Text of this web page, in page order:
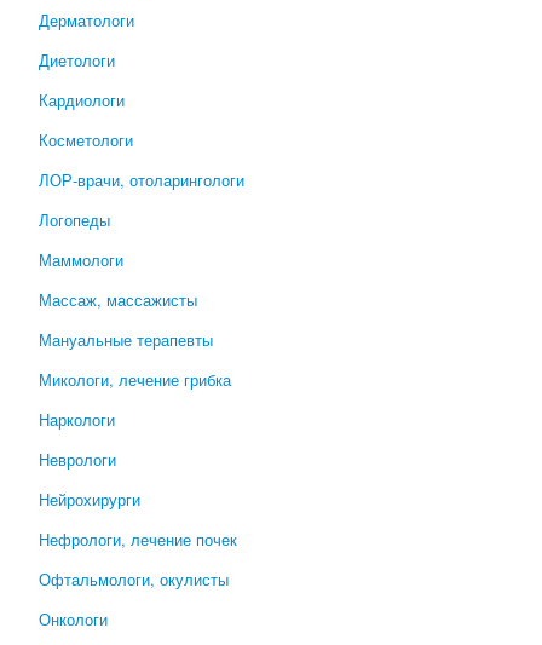
Дерматологи
Диетологи
Кардиологи
Косметологи
ЛОР-врачи, отоларингологи
Логопеды
Маммологи
Массаж, массажисты
Мануальные терапевты
Микологи, лечение грибка
Наркологи
Неврологи
Нейрохирурги
Нефрологи, лечение почек
Офтальмологи, окулисты
Онкологи